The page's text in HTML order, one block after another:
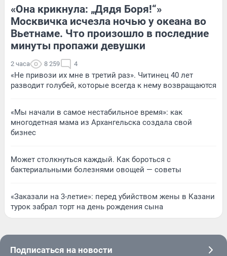
«Она крикнула: „Дядя Боря!“»
Москвичка исчезла ночью у океана во
Вьетнаме. Что произошло в последние
минуты пропажи девушки
2 часа 8 259 4
«Не привози их мне в третий раз». Читинец 40 лет
разводит голубей, которые всегда к нему возвращаются
«Мы начали в самое нестабильное время»: как
многодетная мама из Архангельска создала свой
бизнес
Может столкнуться каждый. Как бороться с
бактериальными болезнями овощей — советы
«Заказали на 3-летие»: перед убийством жены в Казани
турок забрал торт на день рождения сына
Подписаться на новости